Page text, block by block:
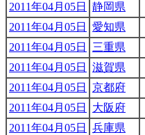
2011年04月05日
静岡県
2011年04月05日
愛知県
2011年04月05日
三重県
2011年04月05日
滋賀県
2011年04月05日
京都府
2011年04月05日
大阪府
2011年04月05日
兵庫県